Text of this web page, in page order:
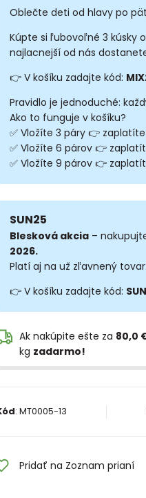
Oblečte deti od hlavy po
Kúpte si ľubovoľné 3 kúsky
najlacnejší od nás
👉 V košíku zadajte kód:
Pravidlo je jednoduché:
Ako to funguje v košíku?
✅ Vložíte 3 páry 👉
✅ Vložíte 6 párov 👉
✅ Vložíte 9 párov 👉
SUN25
Blesková akcia–
2026.
Platí aj na už zľavnený tovar.
👉 V košíku zadajte kód:
Ak nakúpite ešte za 80,0
kg zadarmo!
: MT0005-13
Pridať na Zoznam prianí